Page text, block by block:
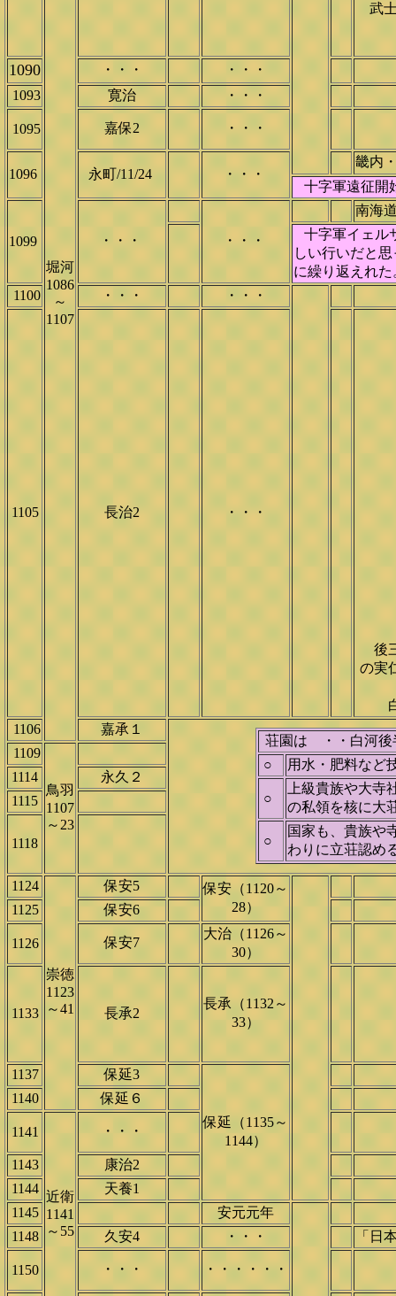
堀河
1086
～
1107
武
1090 ・・・
・・・
1093
寛治 ・・・
1095 嘉保2 ・・・
1096 永町/11/24 ・・・
畿内
十字軍遠征開
1099 ・・・ ・・・
南海
十字軍イェル
しい行いだと
に繰り返えれ
1100
・・・ ・・・
1105 長治2 ・・・
後
の実
1106
嘉承１
荘園は ・・白河後
○
用水・肥料など
○
上級貴族や大寺
の私領を核に大
○
国家も、貴族や
わりに立荘認め
1109
鳥羽
1107
～23
1114
永久２
1115
1118
1124
崇徳
1123
～41
保安5
保安（1120～
28）
1125 保安6
1126 保安7
大治（1126～
30）
1133 長承2
長承（1132～
33）
1137 保延3
保延（1135～
1144）
1140 保延６
1141
近衛
1141
～55
・・・
1143
康治2
1144
天養1
1145
安元元年
1148
久安4 ・・・ 「日
1150 ・・・ ・・・・・・